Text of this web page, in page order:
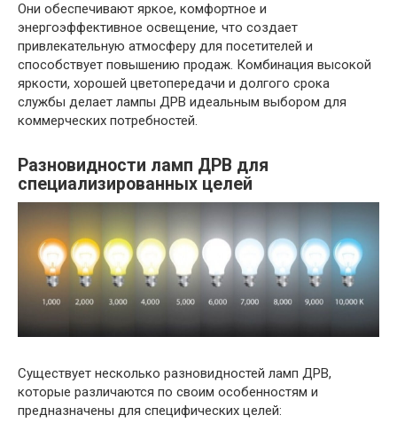
Они обеспечивают яркое, комфортное и
энергоэффективное освещение, что создает
привлекательную атмосферу для посетителей и
способствует повышению продаж. Комбинация высокой
яркости, хорошей цветопередачи и долгого срока
службы делает лампы ДРВ идеальным выбором для
коммерческих потребностей.
Разновидности ламп ДРВ для
специализированных целей
Существует несколько разновидностей ламп ДРВ,
которые различаются по своим особенностям и
предназначены для специфических целей: